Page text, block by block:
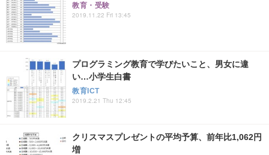
教育・受験
2019.11.22 Fri 13:45
プログラミング教育で学びたいこと、男女に違
い…小学生白書
教育ICT
2019.2.21 Thu 12:45
クリスマスプレゼントの平均予算、前年比1,062円
増